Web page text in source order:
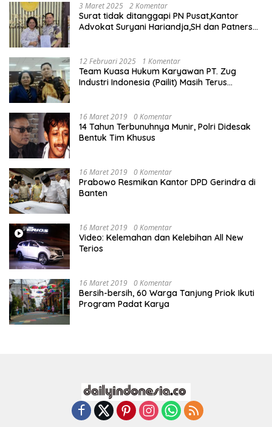
3 Maret 2025 2 Komentar
Surat tidak ditanggapi PN Pusat,Kantor
Advokat Suryani Hariandja,SH dan Patners
12 Februari 2025 1 Komentar
Team Kuasa Hukum Karyawan PT. Zug
Industri Indonesia (Pailit) Masih Terus
16 Maret 2019 0 Komentar
14 Tahun Terbunuhnya Munir, Polri Didesak
Bentuk Tim Khusus
16 Maret 2019 0 Komentar
Prabowo Resmikan Kantor DPD Gerindra di
Banten
16 Maret 2019 0 Komentar
Video: Kelemahan dan Kelebihan All New
Terios
16 Maret 2019 0 Komentar
Bersih-bersih, 60 Warga Tanjung Priok Ikuti
Program Padat Karya